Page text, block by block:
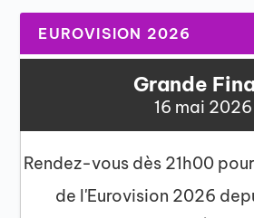
EUROVISION 2026
Grande
16 mai 2026
Rendez-vous dès 21h00
de l'Eurovision 2026